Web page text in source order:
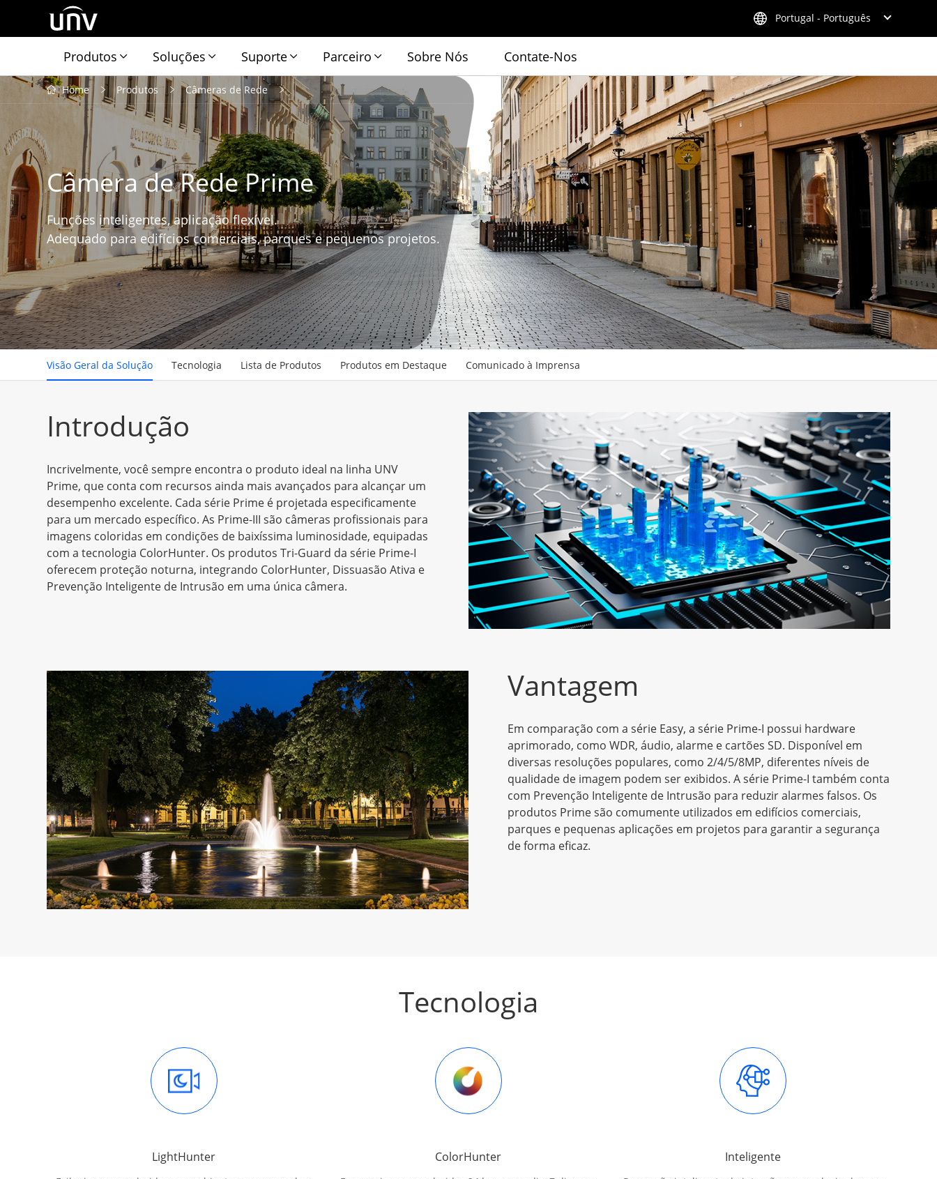
Portugal - Português
Produtos Soluções Suporte Parceiro Sobre Nós Contate-Nos
Home Produtos Câmeras de Rede
Câmera de Rede Prime
Funções inteligentes, aplicação flexível.
Adequado para edifícios comerciais, parques e pequenos projetos.
Visão Geral da Solução Tecnologia Lista de Produtos Produtos em Destaque Comunicado à Imprensa
Introdução
Incrivelmente, você sempre encontra o produto ideal na linha UNV
Prime, que conta com recursos ainda mais avançados para alcançar um
desempenho excelente. Cada série Prime é projetada especificamente
para um mercado específico. As Prime-III são câmeras profissionais para
imagens coloridas em condições de baixíssima luminosidade, equipadas
com a tecnologia ColorHunter. Os produtos Tri-Guard da série Prime-I
oferecem proteção noturna, integrando ColorHunter, Dissuasão Ativa e
Prevenção Inteligente de Intrusão em uma única câmera.
Vantagem
Em comparação com a série Easy, a série Prime-I possui hardware
aprimorado, como WDR, áudio, alarme e cartões SD. Disponível em
diversas resoluções populares, como 2/4/5/8MP, diferentes níveis de
qualidade de imagem podem ser exibidos. A série Prime-I também conta
com Prevenção Inteligente de Intrusão para reduzir alarmes falsos. Os
produtos Prime são comumente utilizados em edifícios comerciais,
parques e pequenas aplicações em projetos para garantir a segurança
de forma eficaz.
Tecnologia
LightHunter ColorHunter Inteligente